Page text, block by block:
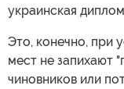
украинская
Это, конечно, при
мест не запихают
чиновников или